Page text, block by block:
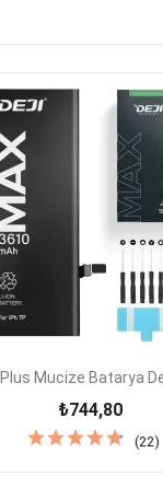
Mucize Batarya
₺744,80
(22)